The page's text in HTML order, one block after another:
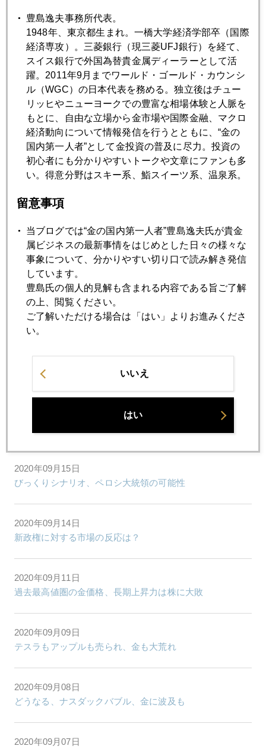
2020年09月29日
株と金、同時急騰
2020年09月28日
デフレヘッジとしての金
2020年09月25日
金、どこまで下がる
2020年09月24日
金、１８５０ドル台まで続落
2020年09月23日
連休明け、金１９００割れ
2020年09月18日
日本は、やはり肩書社会
2020年09月17日
２０２４年以降も金高値圏の可能性浮上
2020年09月15日
びっくりシナリオ、ペロシ大統領の可能性
2020年09月14日
新政権に対する市場の反応は？
2020年09月11日
過去最高値圏の金価格、長期上昇力は株に大敗
2020年09月09日
テスラもアップルも売られ、金も大荒れ
2020年09月08日
どうなる、ナスダックバブル、金に波及も
2020年09月07日
豊島逸夫事務所代表。
1948年、東京都生まれ。一橋大学経済学部卒（国際
経済専攻）。三菱銀行（現三菱UFJ銀行）を経て、
スイス銀行で外国為替貴金属ディーラーとして活
躍。2011年9月までワールド・ゴールド・カウンシ
ル（WGC）の日本代表を務める。独立後はチュー
リッヒやニューヨークでの豊富な相場体験と人脈を
もとに、自由な立場から金市場や国際金融、マクロ
経済動向について情報発信を行うとともに、“金の
国内第一人者”として金投資の普及に尽力。投資の
初心者にも分かりやすいトークや文章にファンも多
い。得意分野はスキー系、鮨スイーツ系、温泉系。
留意事項
当ブログでは“金の国内第一人者”豊島逸夫氏が貴金
属ビジネスの最新事情をはじめとした日々の様々な
事象について、分かりやすい切り口で読み解き発信
しています。
豊島氏の個人的見解も含まれる内容である旨ご了解
の上、閲覧ください。
ご了解いただける場合は「はい」よりお進みくださ
い。
いいえ
はい